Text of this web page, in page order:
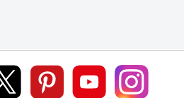
Lorenz
Leserservice
Lorenz
Leserservice
Lorenz
Leserservice
Lorenz